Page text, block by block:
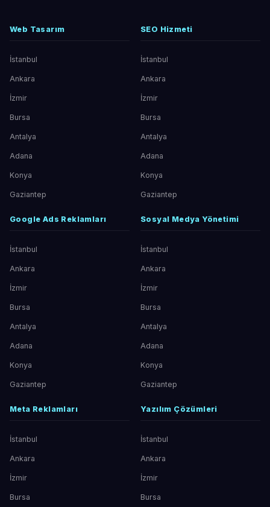
Web Tasarım
İstanbul
Ankara
İzmir
Bursa
Antalya
Adana
Konya
Gaziantep
SEO Hizmeti
İstanbul
Ankara
İzmir
Bursa
Antalya
Adana
Konya
Gaziantep
Google Ads Reklamları
İstanbul
Ankara
İzmir
Bursa
Antalya
Adana
Konya
Gaziantep
Sosyal Medya Yönetimi
İstanbul
Ankara
İzmir
Bursa
Antalya
Adana
Konya
Gaziantep
Meta Reklamları
İstanbul
Ankara
İzmir
Bursa
Yazılım Çözümleri
İstanbul
Ankara
İzmir
Bursa